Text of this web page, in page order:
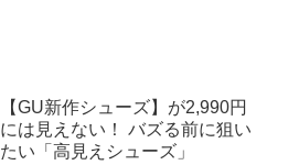
【GU新作シューズ】が2,990円
には見えない！ バズる前に狙い
たい「高見えシューズ」